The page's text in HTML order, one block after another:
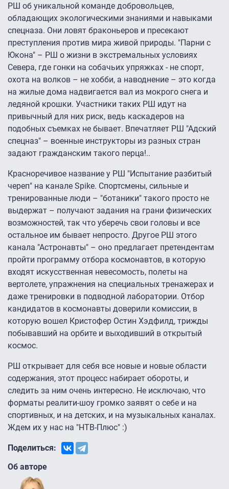
РШ об уникальной команде добровольцев,
обладающих экологическими знаниями и навыками
спецназа. Они ловят браконьеров и пресекают
преступления против мира живой природы. "Парни с
Юкона" – РШ о жизни в экстремальных условиях
Севера, где гонки на собачьих упряжках - не спорт,
охота на волков – не хобби, а наводнение – это когда
на жилые дома надвигается вал из мокрого снега и
ледяной крошки. Участники таких РШ идут на
привычный для них риск, ведь каскадеров на
подобных съемках не бывает. Впечатляет РШ "Адский
спецназ" – военные инструкторы из разных стран
задают гражданским такого перца!..
Красноречивое название у РШ "Испытание разбитый
череп" на канале Spike. Спортсмены, сильные и
тренированные люди – "ботаники" такого просто не
выдержат – получают задания на грани физических
возможностей, так что уберечь свои головы и все
остальное им бывает непросто. Другое РШ этого
канала "Астронавты" – оно предлагает претендентам
пройти программу отбора космонавтов, в которую
входят искусственная невесомость, полеты на
вертолете, упражнения на специальных тренажерах и
даже тренировки в подводной лаборатории. Отбор
кандидатов в космонавты доверили комиссии, в
которую вошел Кристофер Остин Хэдфилд, трижды
побывавший на орбите и выходивший в открытый
космос.
РШ открывает для себя все новые и новые области
содержания, этот процесс набирает обороты, и
следить за ним очень интересно. Не исключаю, что
форматы реалити-шоу громко заявят о себе и на
спортивных, и на детских, и на музыкальных каналах.
Ждем их у нас на "НТВ-Плюс" :)
Поделиться:
Об авторе